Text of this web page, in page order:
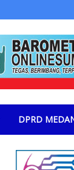
DPRD